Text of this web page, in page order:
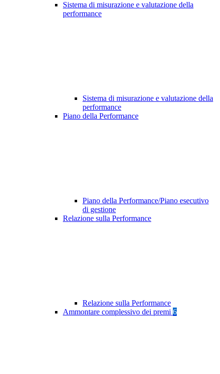
Sistema di misurazione e valutazione della
performance
Sistema di misurazione e valutazione della
performance
Piano della Performance
Piano della Performance/Piano esecutivo
di gestione
Relazione sulla Performance
Relazione sulla Performance
Ammontare complessivo dei premi 6